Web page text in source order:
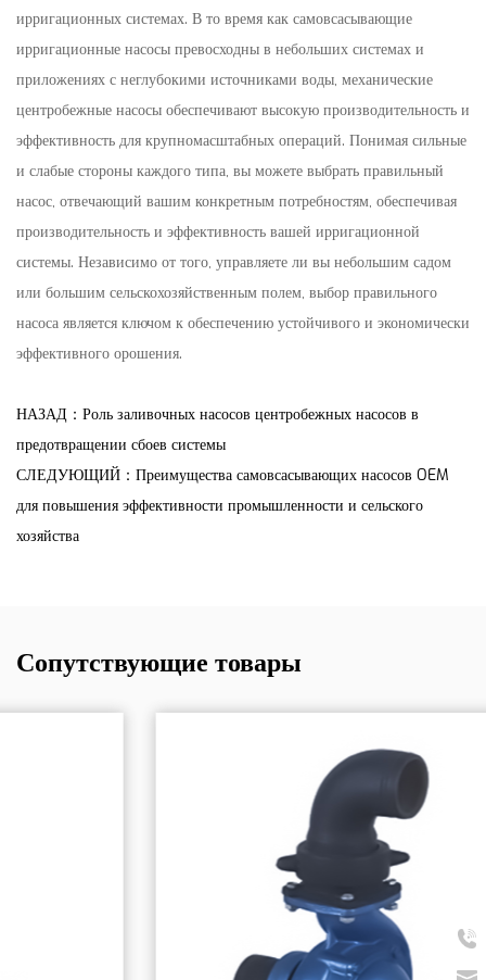
ирригационных системах. В то время как самовсасывающие
ирригационные насосы превосходны в небольших системах и
приложениях с неглубокими источниками воды, механические
центробежные насосы обеспечивают высокую производительность и
эффективность для крупномасштабных операций. Понимая сильные
и слабые стороны каждого типа, вы можете выбрать правильный
насос, отвечающий вашим конкретным потребностям, обеспечивая
производительность и эффективность вашей ирригационной
системы. Независимо от того, управляете ли вы небольшим садом
или большим сельскохозяйственным полем, выбор правильного
насоса является ключом к обеспечению устойчивого и экономически
эффективного орошения.
НАЗАД：Роль заливочных насосов центробежных насосов в
предотвращении сбоев системы
СЛЕДУЮЩИЙ：Преимущества самовсасывающих насосов OEM
для повышения эффективности промышленности и сельского
хозяйства
Сопутствующие товары